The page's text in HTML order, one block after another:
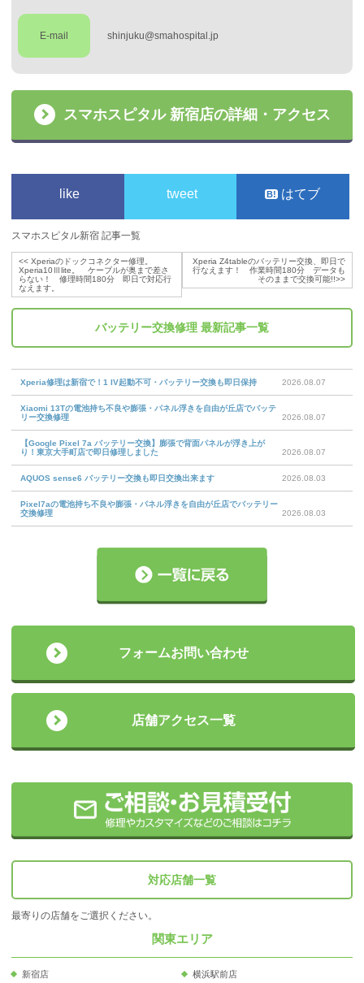
E-mail shinjuku@smahospital.jp
スマホスピタル 新宿店の詳細・アクセス
like tweet はてブ
スマホスピタル新宿 記事一覧
<<Xperiaのドックコネクター修理。
Xperia10Ⅲlite。 ケーブルが奥まで差さ
らない！ 修理時間180分 即日で対応行
なえます。
Xperia Z4tableのバッテリー交換、即日で
行なえます！ 作業時間180分 データも
そのままで交換可能!!>>
バッテリー交換修理 最新記事一覧
Xperia修理は新宿で！1 IV起動不可・バッテリー交換も即日保持 2026.08.07
Xiaomi 13Tの電池持ち不良や膨張・パネル浮きを自由が丘店でバッテ
リー交換修理
2026.08.07
【Google Pixel 7a バッテリー交換】膨張で背面パネルが浮き上が
り！東京大手町店で即日修理しました
2026.08.07
AQUOS sense6 バッテリー交換も即日交換出来ます 2026.08.03
Pixel7aの電池持ち不良や膨張・パネル浮きを自由が丘店でバッテリー
交換修理
2026.08.03
フォームお問い合わせ
店舗アクセス一覧
対応店舗一覧
最寄りの店舗をご選択ください。
関東エリア
新宿店
横浜駅前店